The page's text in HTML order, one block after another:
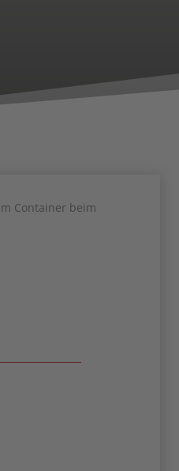
Container beim